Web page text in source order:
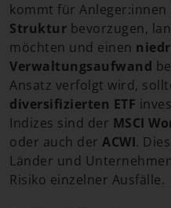
kommt für Anleger:innen
Struktur bevorzugen,
möchten und einen
Verwaltungsaufwand
Ansatz verfolgt wird,
diversifizierten ETF
Indizes sind der MSCI
oder auch der ACWI.
Länder und
Risiko einzelner Ausfälle.